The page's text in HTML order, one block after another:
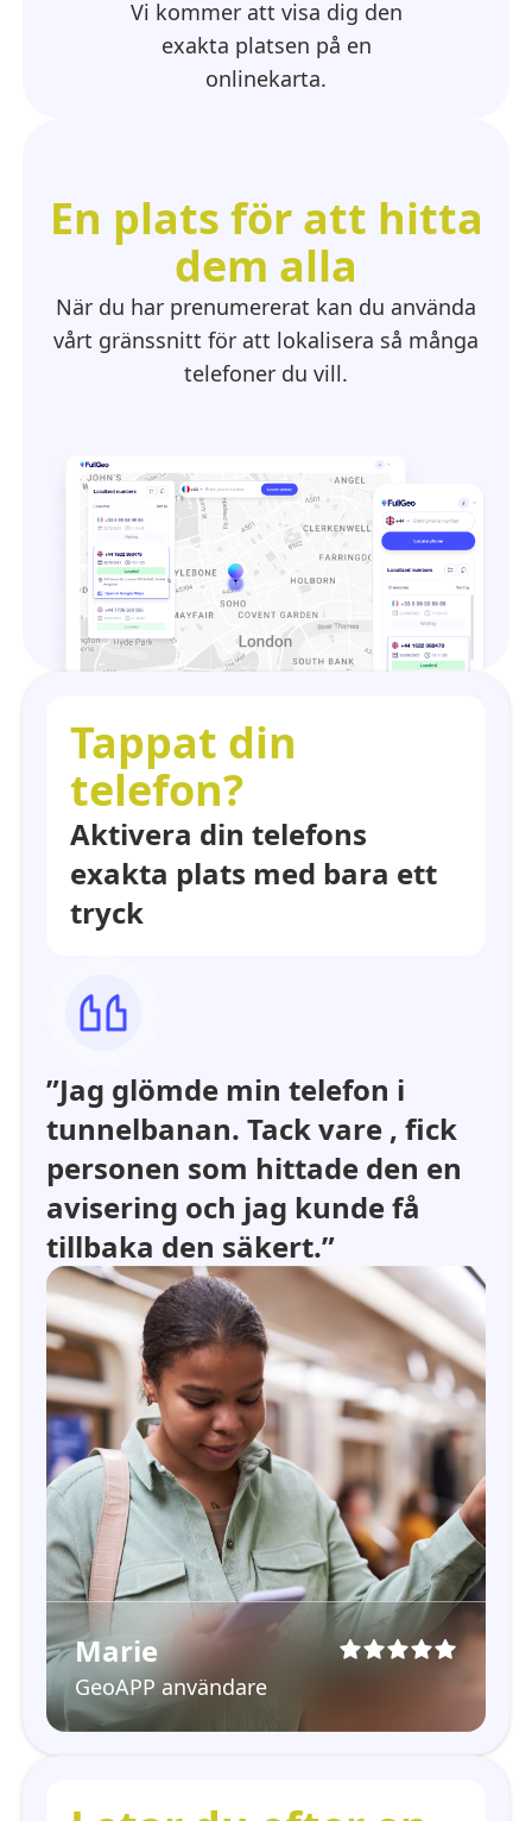
Vi kommer att visa dig den
exakta platsen på en
onlinekarta.
En plats för att hitta
dem alla
När du har prenumererat kan du använda
vårt gränssnitt för att lokalisera så många
telefoner du vill.
Tappat din
telefon?
Aktivera din telefons
exakta plats med bara ett
tryck
”Jag glömde min telefon i
tunnelbanan. Tack vare , fick
personen som hittade den en
avisering och jag kunde få
tillbaka den säkert.”
Marie
GeoAPP användare